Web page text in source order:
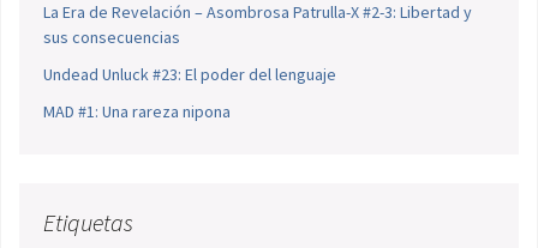
La Era de Revelación – Asombrosa Patrulla-X #2-3: Libertad y
sus consecuencias
Undead Unluck #23: El poder del lenguaje
MAD #1: Una rareza nipona
Etiquetas